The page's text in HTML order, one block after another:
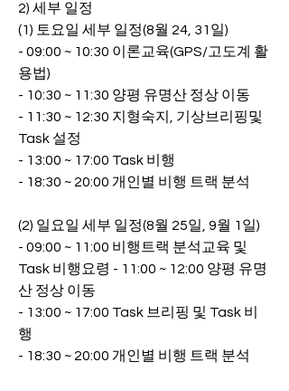
2) 세부 일정
(1) 토요일 세부 일정(8월 24, 31일)
- 09:00 ~ 10:30 이론교육(GPS/고도계 활
용법)
- 10:30 ~ 11:30 양평 유명산 정상 이동
- 11:30 ~ 12:30 지형숙지, 기상브리핑및
Task 설정
- 13:00 ~ 17:00 Task 비행
- 18:30 ~ 20:00 개인별 비행 트랙 분석
(2) 일요일 세부 일정(8월 25일, 9월 1일)
- 09:00 ~ 11:00 비행트랙 분석교육 및
Task 비행요령 - 11:00 ~ 12:00 양평 유명
산 정상 이동
- 13:00 ~ 17:00 Task 브리핑 및 Task 비
행
- 18:30 ~ 20:00 개인별 비행 트랙 분석